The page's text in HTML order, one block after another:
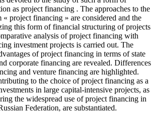
as project financing . The approaches to the
project financing » are considered and the
this form of financial structuring of projects
analysis of project financing with
investment projects is carried out. The
of project financing in terms of state
corporate financing are revealed. Differences
and venture financing are highlighted.
to the choice of project financing as a
in large capital-intensive projects, as
the widespread use of project financing in
Federation, are substantiated.